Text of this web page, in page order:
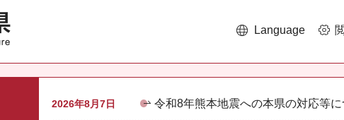
Language
2026年8月7日 令和8年熊本地震への本県の対応等に